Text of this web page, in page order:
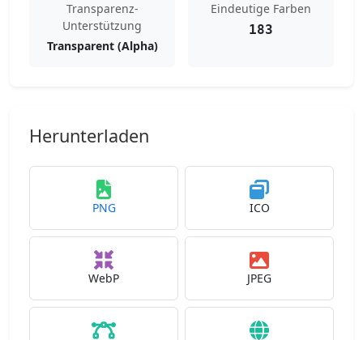
Transparenz-
Unterstützung
Transparent (Alpha)
Eindeutige Farben
183
Herunterladen
PNG ICO
WebP JPEG